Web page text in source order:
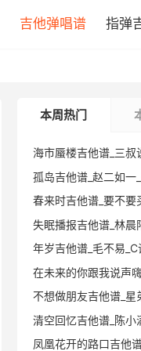
吉他弹唱谱 指弹
本周热门
海市蜃楼吉他谱_三叔说
孤岛吉他谱_赵二如一
春来时吉他谱_要不要买菜
失眠播报吉他谱_林晨阳
年岁吉他谱_毛不易
在未来的你跟我说声嗨吉他谱_告
不想做朋友吉他谱_星弟/小
清空回忆吉他谱_陈小满
凤凰花开的路口吉他谱_林志